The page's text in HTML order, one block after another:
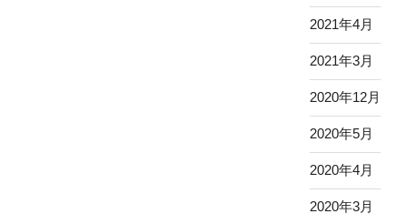
2021年4月
2021年3月
2020年12月
2020年5月
2020年4月
2020年3月